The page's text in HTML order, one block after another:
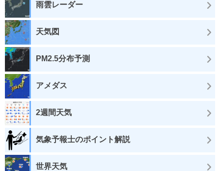
雨雲レーダー
天気図
PM2.5分布予測
アメダス
2週間天気
気象予報士のポイント解説
世界天気